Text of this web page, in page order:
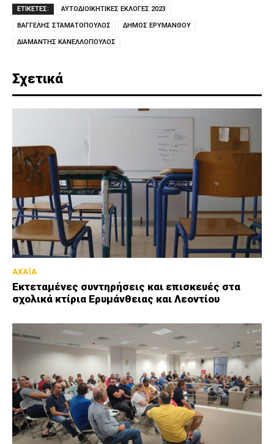
ΕΤΙΚΕΤΕΣ: ΑΥΤΟΔΙΟΙΚΗΤΙΚΕΣ ΕΚΛΟΓΕΣ 2023
ΒΑΓΓΕΛΗΣ ΣΤΑΜΑΤΟΠΟΥΛΟΣ ΔΗΜΟΣ ΕΡΥΜΑΝΘΟΥ
ΔΙΑΜΑΝΤΗΣ ΚΑΝΕΛΛΟΠΟΥΛΟΣ
Σχετικά
ΑΧΑΪΑ
Εκτεταμένες συντηρήσεις και επισκευές στα
σχολικά κτίρια Ερυμάνθειας και Λεοντίου